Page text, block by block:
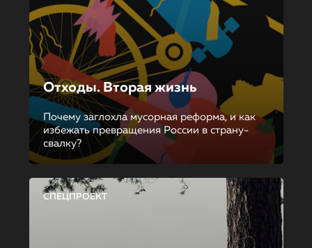
Отходы. Вторая жизнь
Почему заглохла мусорная реформа, и как
избежать превращения России в страну-
свалку?
СПЕЦПРОЕКТ